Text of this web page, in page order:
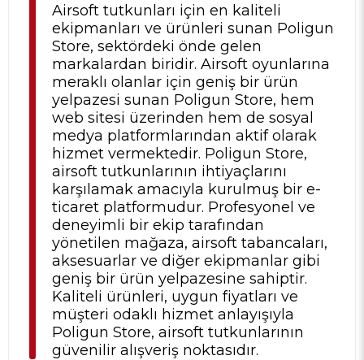
Airsoft tutkunları için en kaliteli
ekipmanları ve ürünleri sunan Poligun
Store, sektördeki önde gelen
markalardan biridir. Airsoft oyunlarına
meraklı olanlar için geniş bir ürün
yelpazesi sunan Poligun Store, hem
web sitesi üzerinden hem de sosyal
medya platformlarından aktif olarak
hizmet vermektedir. Poligun Store,
airsoft tutkunlarının ihtiyaçlarını
karşılamak amacıyla kurulmuş bir e-
ticaret platformudur. Profesyonel ve
deneyimli bir ekip tarafından
yönetilen mağaza, airsoft tabancaları,
aksesuarlar ve diğer ekipmanlar gibi
geniş bir ürün yelpazesine sahiptir.
Kaliteli ürünleri, uygun fiyatları ve
müşteri odaklı hizmet anlayışıyla
Poligun Store, airsoft tutkunlarının
güvenilir alışveriş noktasıdır.